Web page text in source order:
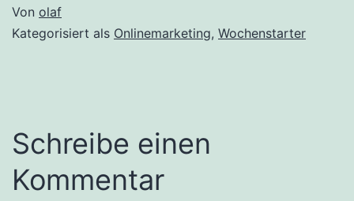
Von olaf
Kategorisiert als Onlinemarketing, Wochenstarter
Schreibe einen
Kommentar